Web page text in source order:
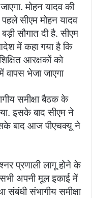
मोहन यादव की
सीएम मोहन यादव
सौगात दी है. सीएम
में कहा गया है कि
आरक्षकों को
वापस भेजा जाएगा
समीक्षा बैठक के
इसके बाद सीएम ने
बाद आज पीएचक्यू ने
प्रणाली लागू होने के
अपनी मूल इकाई में
संभागीय समीक्षा